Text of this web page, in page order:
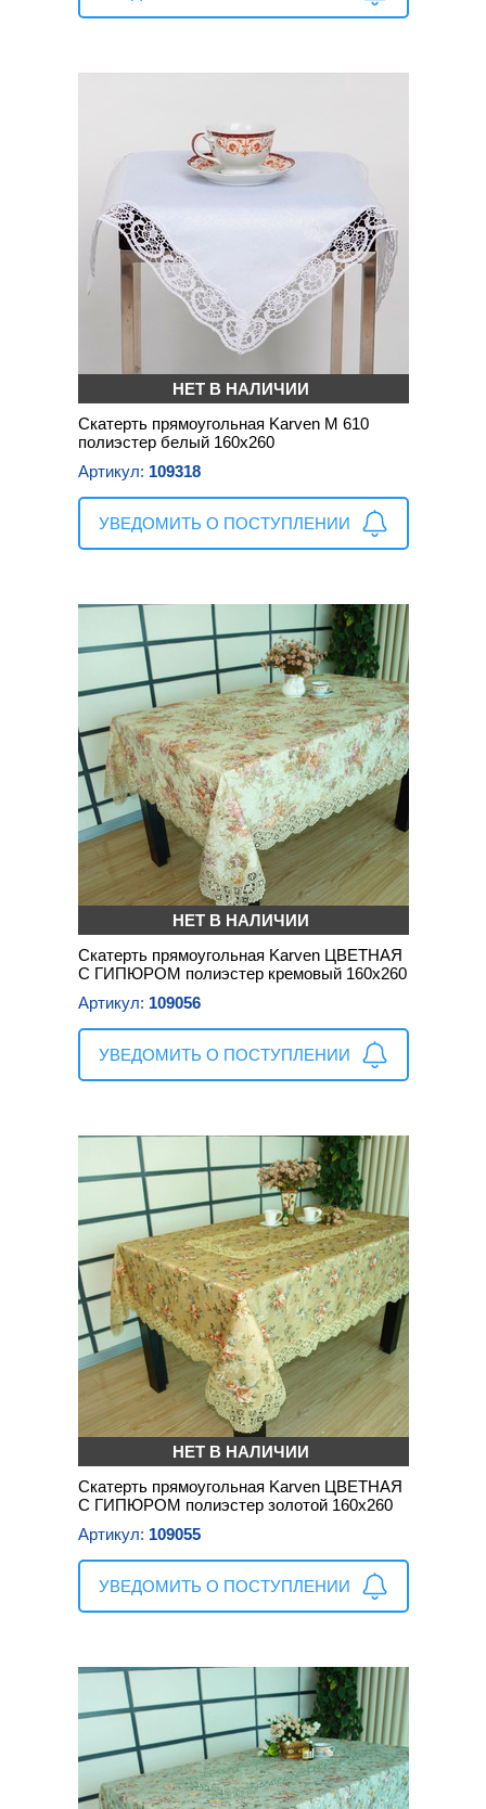
НЕТ В НАЛИЧИИ
Скатерть прямоугольная Karven М 610
полиэстер белый 160х260
Артикул: 109318
УВЕДОМИТЬ О ПОСТУПЛЕНИИ
НЕТ В НАЛИЧИИ
Скатерть прямоугольная Karven ЦВЕТНАЯ
С ГИПЮРОМ полиэстер кремовый 160х260
Артикул: 109056
УВЕДОМИТЬ О ПОСТУПЛЕНИИ
НЕТ В НАЛИЧИИ
Скатерть прямоугольная Karven ЦВЕТНАЯ
С ГИПЮРОМ полиэстер золотой 160х260
Артикул: 109055
УВЕДОМИТЬ О ПОСТУПЛЕНИИ